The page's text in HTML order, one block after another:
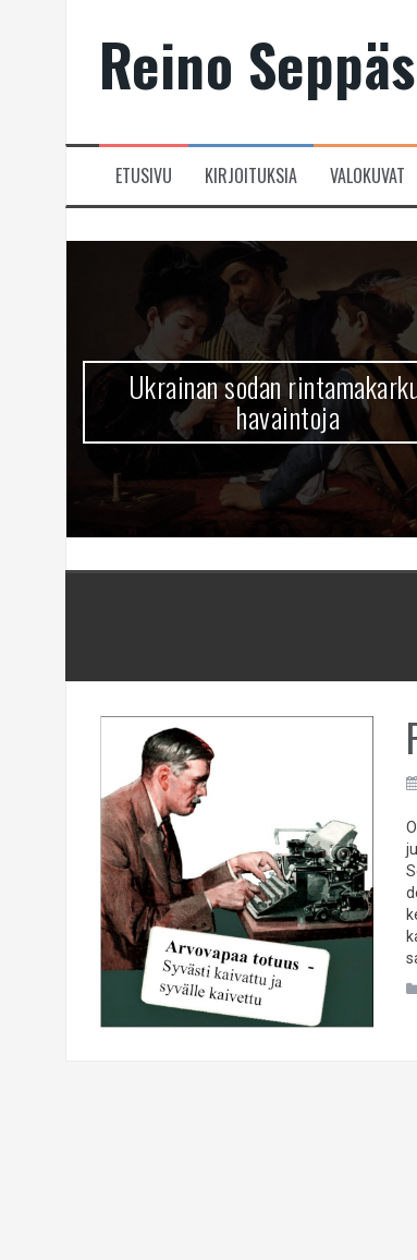
Reino
ETUSIVU KIRJOITUKSIA VALOKUVAT
Ukrainan sodan
havaintoja